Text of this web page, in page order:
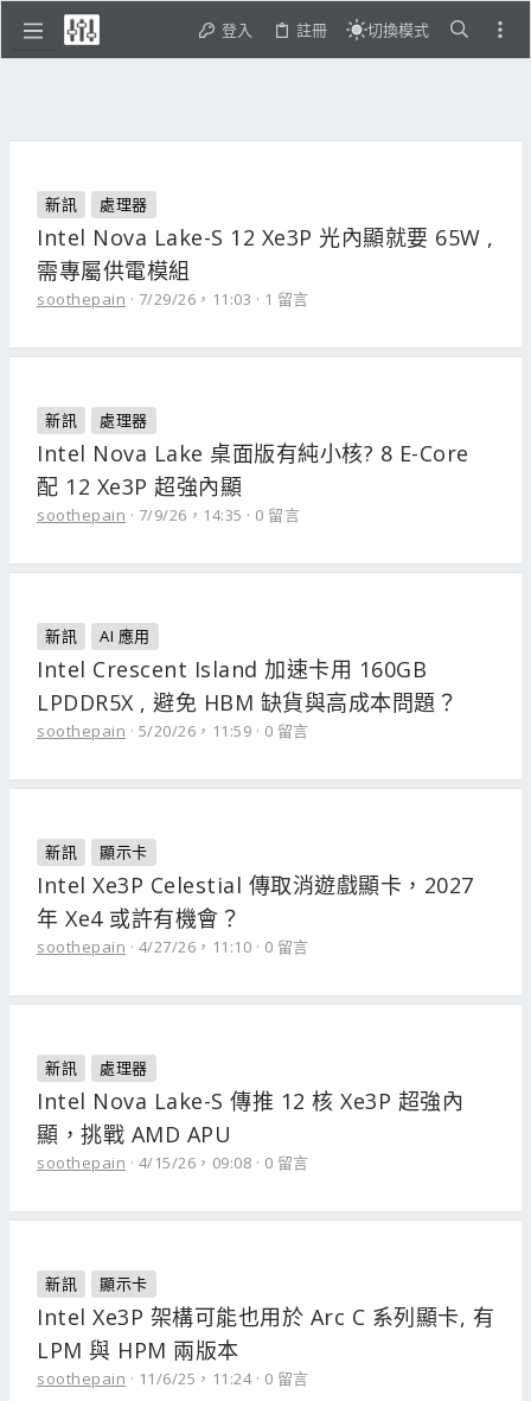
登入 註冊 切換模式
新訊 處理器
Intel Nova Lake-S 12 Xe3P 光內顯就要 65W ,
需專屬供電模組
soothepain 7/29/26，11:03 1 留言
新訊 處理器
Intel Nova Lake 桌面版有純小核? 8 E-Core
配 12 Xe3P 超強內顯
soothepain 7/9/26，14:35 0 留言
新訊 AI 應用
Intel Crescent Island 加速卡用 160GB
LPDDR5X , 避免 HBM 缺貨與高成本問題？
soothepain 5/20/26，11:59 0 留言
新訊 顯示卡
Intel Xe3P Celestial 傳取消遊戲顯卡，2027
年 Xe4 或許有機會？
soothepain 4/27/26，11:10 0 留言
新訊 處理器
Intel Nova Lake-S 傳推 12 核 Xe3P 超強內
顯，挑戰 AMD APU
soothepain 4/15/26，09:08 0 留言
新訊 顯示卡
Intel Xe3P 架構可能也用於 Arc C 系列顯卡, 有
LPM 與 HPM 兩版本
soothepain 11/6/25，11:24 0 留言